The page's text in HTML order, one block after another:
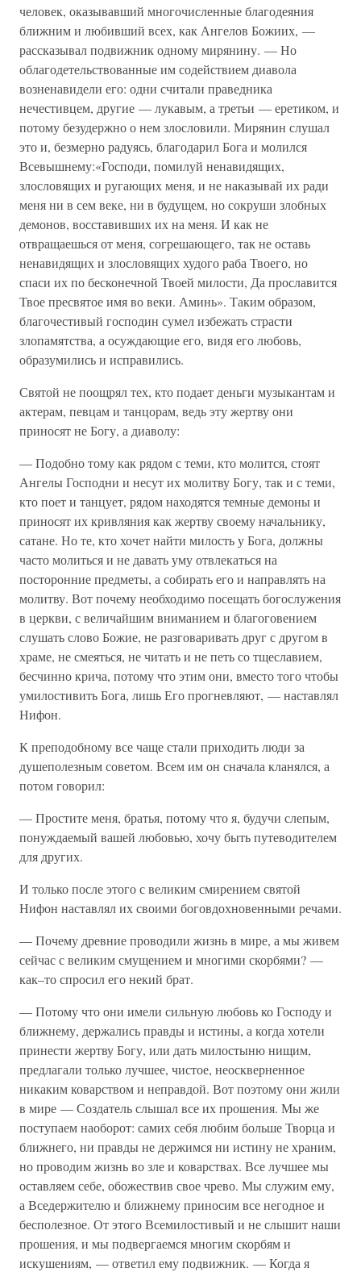
человек, оказывавший многочисленные благодеяния
ближним и любивший всех, как Ангелов Божиих, —
рассказывал подвижник одному мирянину. — Но
облагодетельствованные им содействием диавола
возненавидели его: одни считали праведника
нечестивцем, другие — лукавым, а третьи — еретиком, и
потому безудержно о нем злословили. Мирянин слушал
это и, безмерно радуясь, благодарил Бога и молился
Всевышнему:«Господи, помилуй ненавидящих,
злословящих и ругающих меня, и не наказывай их ради
меня ни в сем веке, ни в будущем, но сокруши злобных
демонов, восставивших их на меня. И как не
отвращаешься от меня, согрешающего, так не оставь
ненавидящих и злословящих худого раба Твоего, но
спаси их по бесконечной Твоей милости, Да прославится
Твое пресвятое имя во веки. Аминь». Таким образом,
благочестивый господин сумел избежать страсти
злопамятства, а осуждающие его, видя его любовь,
образумились и исправились.
Святой не поощрял тех, кто подает деньги музыкантам и
актерам, певцам и танцорам, ведь эту жертву они
приносят не Богу, а диаволу:
— Подобно тому как рядом с теми, кто молится, стоят
Ангелы Господни и несут их молитву Богу, так и с теми,
кто поет и танцует, рядом находятся темные демоны и
приносят их кривляния как жертву своему начальнику,
сатане. Но те, кто хочет найти милость у Бога, должны
часто молиться и не давать уму отвлекаться на
посторонние предметы, а собирать его и направлять на
молитву. Вот почему необходимо посещать богослужения
в церкви, с величайшим вниманием и благоговением
слушать слово Божие, не разговаривать друг с другом в
храме, не смеяться, не читать и не петь со тщеславием,
бесчинно крича, потому что этим они, вместо того чтобы
умилостивить Бога, лишь Его прогневляют, — наставлял
Нифон.
К преподобному все чаще стали приходить люди за
душеполезным советом. Всем им он сначала кланялся, а
потом говорил:
— Простите меня, братья, потому что я, будучи слепым,
понуждаемый вашей любовью, хочу быть путеводителем
для других.
И только после этого с великим смирением святой
Нифон наставлял их своими боговдохновенными речами.
— Почему древние проводили жизнь в мире, а мы живем
сейчас с великим смущением и многими скорбями? —
как–то спросил его некий брат.
— Потому что они имели сильную любовь ко Господу и
ближнему, держались правды и истины, а когда хотели
принести жертву Богу, или дать милостыню нищим,
предлагали только лучшее, чистое, неоскверненное
никаким коварством и неправдой. Вот поэтому они жили
в мире — Создатель слышал все их прошения. Мы же
поступаем наоборот: самих себя любим больше Творца и
ближнего, ни правды не держимся ни истину не храним,
но проводим жизнь во зле и коварствах. Все лучшее мы
оставляем себе, обожествив свое чрево. Мы служим ему,
а Вседержителю и ближнему приносим все негодное и
бесполезное. От этого Всемилостивый и не слышит наши
прошения, и мы подвергаемся многим скорбям и
искушениям, — ответил ему подвижник. — Когда я